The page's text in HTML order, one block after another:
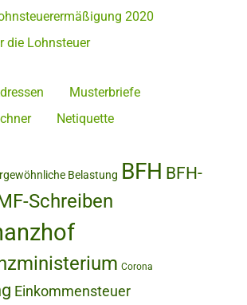
2020
die Lohnsteuer
Musterbriefe
Netiquette
Belastung BFH BFH-
Schreiben
Corona
Einkommensteuer